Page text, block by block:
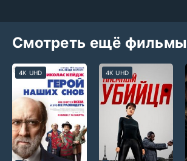
Смотреть ещё
4K UHD 4K UHD